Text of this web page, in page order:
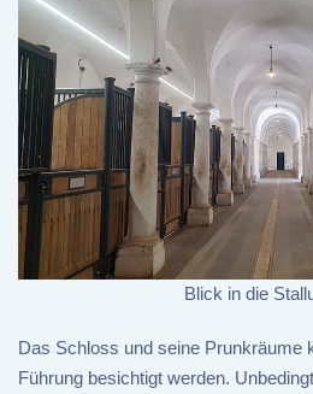
Blick in die
Das Schloss und seine Prunkräume
Führung besichtigt werden.